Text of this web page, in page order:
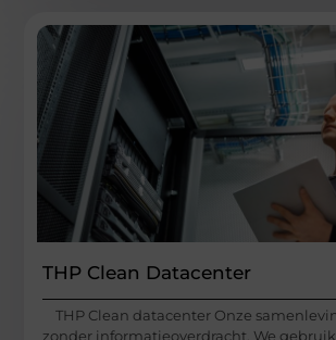
THP Clean Datacenter
THP Clean datacenter Onze
zonder informatieoverdracht. We